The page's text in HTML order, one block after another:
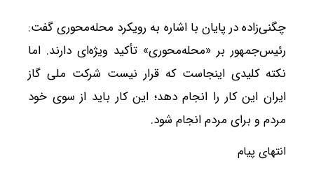
چگنی‌زاده در پایان با اشاره به رویکرد محله‌محوری گفت:
رئیس‌جمهور بر «محله‌محوری» تأکید ویژه‌ای دارند. اما
نکته کلیدی اینجاست که قرار نیست شرکت ملی گاز
ایران این کار را انجام دهد؛ این کار باید از سوی خود
مردم و برای مردم انجام شود.
انتهای پیام